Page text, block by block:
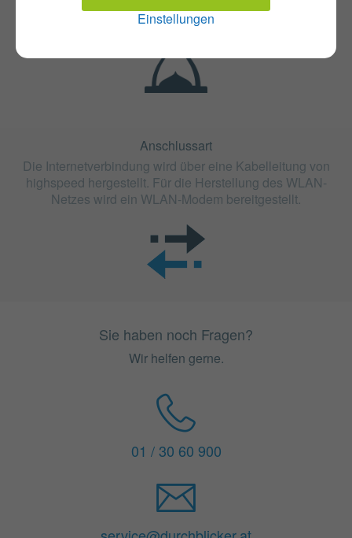
Einstellungen
Anschlussart
Die Internetverbindung wird über eine Kabelleitung von
highspeed hergestellt. Für die Herstellung des WLAN-
Netzes wird ein WLAN-Modem bereitgestellt.
Sie haben noch Fragen?
Wir helfen gerne.
01 / 30 60 900